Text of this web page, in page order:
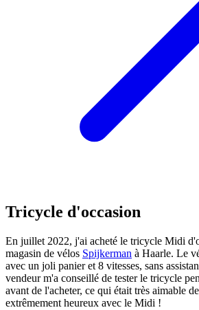
Tricycle d'occasion
En juillet 2022, j'ai acheté le tricycle Midi
magasin de vélos Spijkerman à Haarle. Le
avec un joli panier et 8 vitesses, sans
vendeur m'a conseillé de tester le tricycle
avant de l'acheter, ce qui était très aimable
extrêmement heureux avec le Midi !